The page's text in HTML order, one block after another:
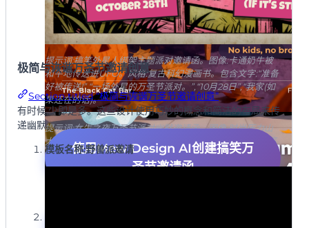
提示词:女生之夜万圣节派对幽默邀请函。图像:时尚压力山
大的卡通女巫瘫坐在椅子上,手拿一杯红酒。包含文字:“女巫
最好有我的酒!急需的万圣节聚会。“添加详情:“没有孩子,没
有扫帚,只有酒。”,“黑猫酒吧”,“10月27日周五晚8点”。
提示词:搞笑外星人绑架主题派对邀请函。图像:卡通奶牛被
和平地传送进UFO。风格:复古科幻漫画书。包含文字:“准备
好被传送!”,“一场外星的万圣节派对。”,“10月28日”,“我家(如
果还在的话)。“
使用Mew Design AI创建搞笑万
圣节邀请函
极简与诙谐万圣节邀请创意
Section titled “极简与诙谐万圣节邀请创意”
有时候,少即是多。这些设计使用巧妙的概念和简洁的布局来传
递幽默。
模板名称:野兽派邀请